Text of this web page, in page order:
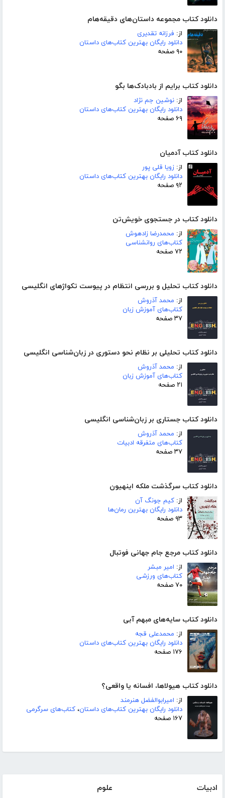
دانلود کتاب مجموعه داستان‌های دقیقه‌هام
از: فرزانه تقدیری
دانلود رایگان بهترین کتاب‌های داستان
۹۰ صفحه
دانلود کتاب برایم از بادبادک‌ها بگو
از: نوشین جم نژاد
دانلود رایگان بهترین کتاب‌های داستان
۶۹ صفحه
دانلود کتاب آدمیان
از: زویا قلی پور
دانلود رایگان بهترین کتاب‌های داستان
۹۲ صفحه
دانلود کتاب در جستجوی خویش‌تن
از: محمدرضا زادهوش
کتاب‌های روانشناسی
۷۲ صفحه
دانلود کتاب تحلیل و بررسی انتظام در پیوست تکواژهای انگلیسی
از: محمد آذروش
کتاب‌های آموزش زبان
۳۷ صفحه
دانلود کتاب تحلیلی بر نظام نحو دستوری در زبان‌شناسی انگلیسی
از: محمد آذروش
کتاب‌های آموزش زبان
۲۱ صفحه
دانلود کتاب جستاری بر زبان‌شناسی انگلیسی
از: محمد آذروش
کتاب‌های متفرقه ادبیات
۳۷ صفحه
دانلود کتاب سرگذشت ملکه اینهیون
از: کیم جونگ آن
دانلود رایگان بهترین رمان‌ها
۹۳ صفحه
دانلود کتاب مرجع جام جهانی فوتبال
از: امیر مبشر
کتاب‌های ورزشی
۷۰ صفحه
دانلود کتاب سایه‌های مبهم آبی
از: محمدعلی قجه
دانلود رایگان بهترین کتاب‌های داستان
۱۷۶ صفحه
دانلود کتاب هیولاها، افسانه یا واقعی؟
از: امیرابوالفضل هنرمند
دانلود رایگان بهترین کتاب‌های داستان، کتاب‌های سرگرمی
۱۶۷ صفحه
ادبیات علوم